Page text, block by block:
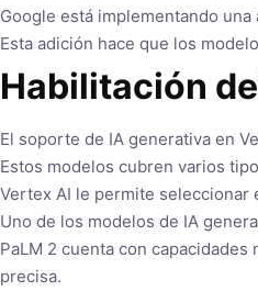
Google está implementando
Esta adición hace que los
Habilitación
El soporte de IA generativa en
Estos modelos cubren varios
Vertex AI le permite seleccionar
Uno de los modelos de IA
PaLM 2 cuenta con
precisa.